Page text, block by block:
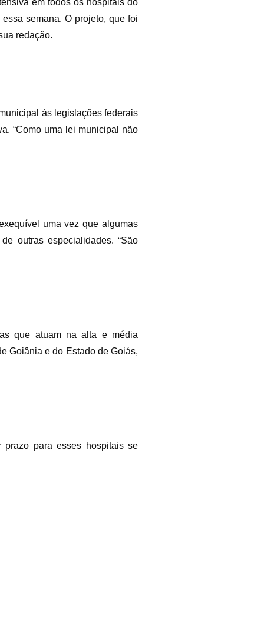
semana. O projeto, que foi
redação.
às legislações federais
“Como uma lei municipal não
uma vez que algumas
outras especialidades. “São
que atuam na alta e média
Goiânia e do Estado de Goiás,
prazo para esses hospitais se